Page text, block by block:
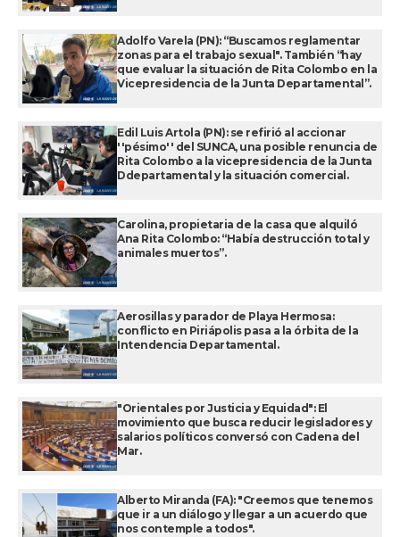
Adolfo Varela (PN): “Buscamos reglamentar
zonas para el trabajo sexual". También “hay
que evaluar la situación de Rita Colombo en la
Vicepresidencia de la Junta Departamental”.
Edil Luis Artola (PN): se refirió al accionar
''pésimo'' del SUNCA, una posible renuncia de
Rita Colombo a la vicepresidencia de la Junta
Ddepartamental y la situación comercial.
Carolina, propietaria de la casa que alquiló
Ana Rita Colombo: “Había destrucción total y
animales muertos”.
Aerosillas y parador de Playa Hermosa:
conflicto en Piriápolis pasa a la órbita de la
Intendencia Departamental.
"Orientales por Justicia y Equidad": El
movimiento que busca reducir legisladores y
salarios políticos conversó con Cadena del
Mar.
Alberto Miranda (FA): "Creemos que tenemos
que ir a un diálogo y llegar a un acuerdo que
nos contemple a todos".